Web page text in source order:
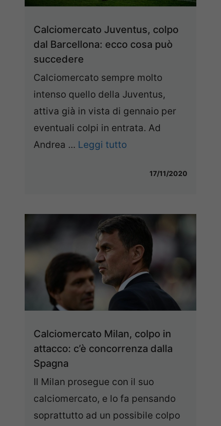
Calciomercato Juventus, colpo
dal Barcellona: ecco cosa può
succedere
Calciomercato sempre molto
intenso quello della Juventus,
attiva già in vista di gennaio per
eventuali colpi in entrata. Ad
Andrea ... Leggi tutto
17/11/2020
Calciomercato Milan, colpo in
attacco: c’è concorrenza dalla
Spagna
Il Milan prosegue con il suo
calciomercato, e lo fa pensando
soprattutto ad un possibile colpo